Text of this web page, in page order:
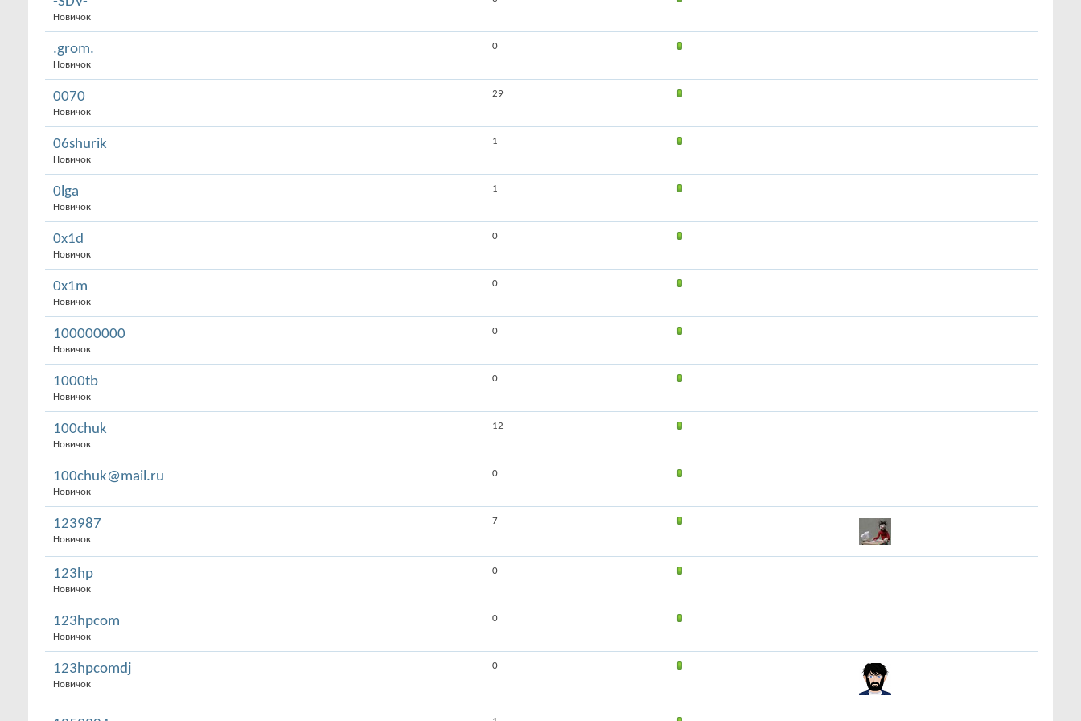
Новичок
.grom.
Новичок
0
0070
Новичок
29
06shurik
Новичок
1
0lga
Новичок
1
0x1d
Новичок
0
0x1m
Новичок
0
100000000
Новичок
0
1000tb
Новичок
0
100chuk
Новичок
12
100chuk@mail.ru
Новичок
0
123987
Новичок
7
123hp
Новичок
0
123hpcom
Новичок
0
123hpcomdj
Новичок
0